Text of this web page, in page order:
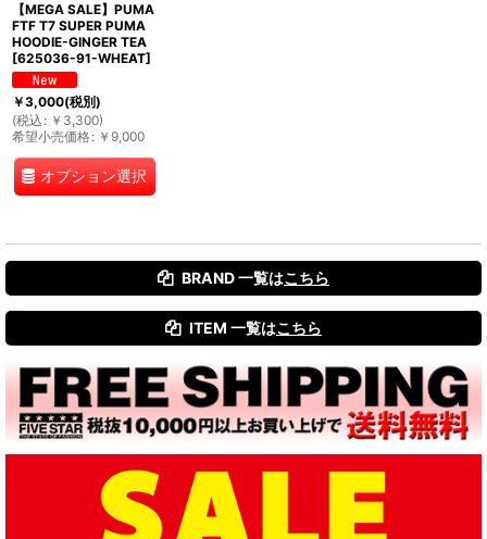
【MEGA SALE】PUMA
FTF T7 SUPER PUMA
HOODIE-GINGER TEA
[625036-91-WHEAT]
￥3,000(税別)
(税込 : ￥ 3,300)
希望小売価格: ￥ 9,000
オプション選択
BRAND 一覧はこちら
ITEM 一覧はこちら